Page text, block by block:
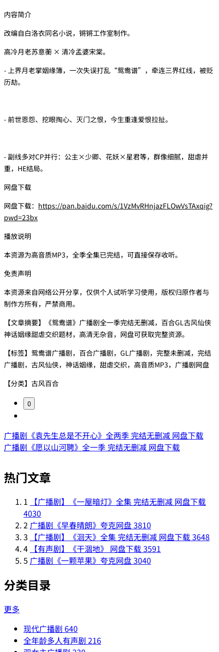
内容简介
改编自白洛衣同名小说，锵锵工作室制作。
高冷月老苏意蘅 × 清冷孟婆宋棠。
- 上界月老掌姻缘簿，一次失误打乱“鸳鸯谱”，牵连三界红线，被贬
历劫。
- 前世恩怨、挖眼掏心、灭门之恨，今生重逢爱恨拉扯。
- 副线多对CP并行：公主×少卿、花妖×星君等，群像细腻，甜虐并
重，HE结局。
网盘下载
网盘下载： https://pan.baidu.com/s/1VzMvRHnjazFLOwVsTAxqig?
pwd=23bx
播放说明
本资源为高音质MP3，全季全集已完结，可直接保存收听。
免责声明
本资源来自网络公开分享，仅供个人试听学习使用，版权归原作者与
制作方所有，严禁商用。
【文章摘要】《鸳鸯谱》广播剧全一季完结无删减，百合GL古风仙侠
神话姻缘甜虐交织题材，高清无杂音，网盘可获取完整资源。
【标签】鸳鸯谱广播剧，百合广播剧，GL广播剧，完整未删减，完结
广播剧，古风仙侠，神话姻缘，甜虐交织，高音质MP3，广播剧网盘
【分类】古风百合
0
广播剧《袁先生总是不开心》全两季 完结无删减 网盘下载
广播剧《愿以山河聘》全一季 完结无删减 网盘下载
热门文章
1
【广播剧】《一屋暗灯》全集 完结无删减 网盘下载
4030
2 广播剧《早春晴朗》夸克网盘3810
3
【广播剧】《洄天》全集 完结无删减 网盘下载3648
4 【有声剧】《干涸地》 网盘下载3591
5 广播剧《一颗苹果》夸克网盘3040
分类目录
更多
现代广播剧 640
全年龄多人有声剧 216